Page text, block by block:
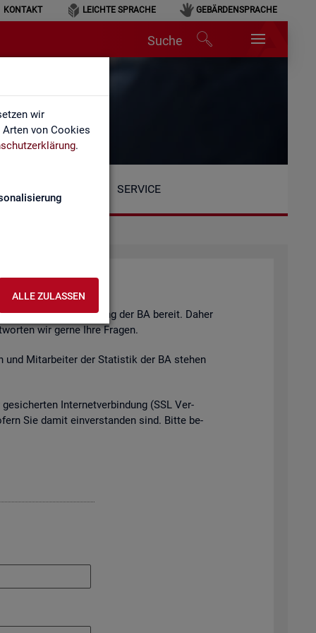
wir
von Cookies
.
ALLE ZULASSEN
KONTAKT LEICHTE SPRACHE GEBÄRDENSPRACHE
Suche
SERVICE
der BA be­reit. Daher
wir gerne Ihre Fra­gen.
und Mit­ar­bei­ter der Sta­tis­tik der BA ste­hen
In­ter­net­ver­bin­dung (SSL Ver­
Sie damit ein­ver­stan­den sind. Bitte be­